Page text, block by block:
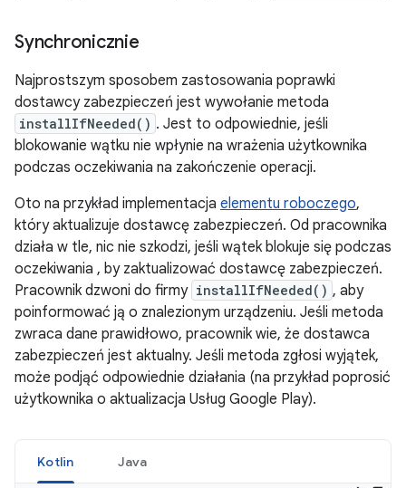
Synchronicznie
Najprostszym sposobem zastosowania poprawki
dostawcy zabezpieczeń jest wywołanie metoda
installIfNeeded() . Jest to odpowiednie, jeśli
blokowanie wątku nie wpłynie na wrażenia użytkownika
podczas oczekiwania na zakończenie operacji.
Oto na przykład implementacja elementu roboczego,
który aktualizuje dostawcę zabezpieczeń. Od pracownika
działa w tle, nic nie szkodzi, jeśli wątek blokuje się podczas
oczekiwania , by zaktualizować dostawcę zabezpieczeń.
Pracownik dzwoni do firmy installIfNeeded() , aby
poinformować ją o znalezionym urządzeniu. Jeśli metoda
zwraca dane prawidłowo, pracownik wie, że dostawca
zabezpieczeń jest aktualny. Jeśli metoda zgłosi wyjątek,
może podjąć odpowiednie działania (na przykład poprosić
użytkownika o aktualizacja Usług Google Play).
Kotlin Java